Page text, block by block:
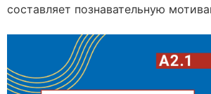
составляет познавательную